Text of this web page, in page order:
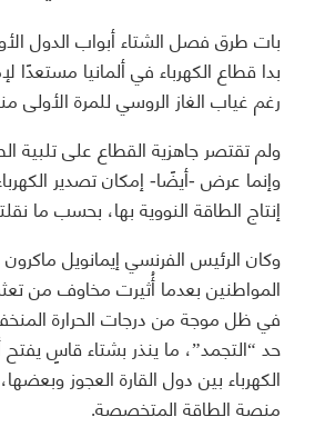
بات طرق فصل الشتاء أبواب الدول
بدا قطاع الكهرباء في ألمانيا مستعدًا
رغم غياب الغاز الروسي للمرة
ولم تقتصر جاهزية القطاع على تلبية
وإنما عرض -أيضًا- إمكان تصدير
إنتاج الطاقة النووية بها، بحسب ما
وكان الرئيس الفرنسي إيمانويل
المواطنين بعدما أُثيرت مخاوف من
في ظل موجة من درجات الحرارة
حد “التجمد”، ما ينذر بشتاء قاسٍ
الكهرباء بين دول القارة العجوز
منصة الطاقة المتخصصة.